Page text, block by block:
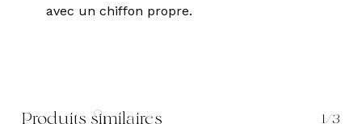
avec un chiffon propre.
Produits similaires 1/3